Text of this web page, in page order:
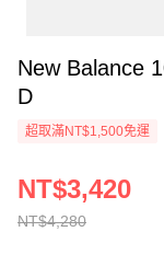
New Balance
D
超取滿NT$1,500免運
NT$4,280
NT$3,420